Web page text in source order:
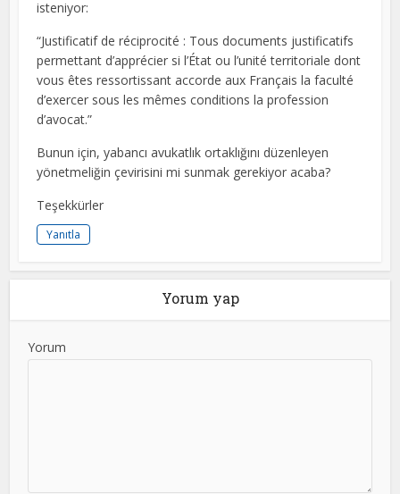
isteniyor:
“Justificatif de réciprocité : Tous documents justificatifs
permettant d’apprécier si l’État ou l’unité territoriale dont
vous êtes ressortissant accorde aux Français la faculté
d’exercer sous les mêmes conditions la profession
d’avocat.”
Bunun için, yabancı avukatlık ortaklığını düzenleyen
yönetmeliğin çevirisini mi sunmak gerekiyor acaba?
Teşekkürler
Yanıtla
Yorum yap
Yorum